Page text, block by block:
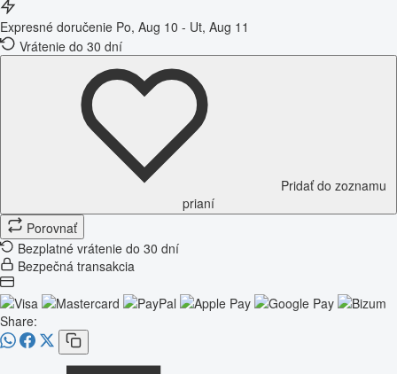
Expresné doručenie Po, Aug 10 - Ut, Aug 11
Vrátenie do 30 dní
Pridať do zoznamu
prianí
Porovnať
Bezplatné vrátenie do 30 dní
Bezpečná transakcia
Share: